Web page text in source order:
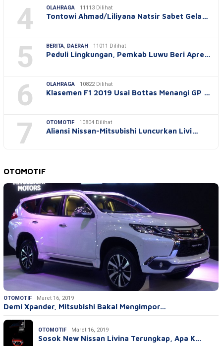
4 OLAHRAGA 11113 Dilihat
Tontowi Ahmad/Liliyana Natsir Sabet Gela…
5 BERITA, DAERAH 11011 Dilihat
Peduli Lingkungan, Pemkab Luwu Beri Apre…
6 OLAHRAGA 10822 Dilihat
Klasemen F1 2019 Usai Bottas Menangi GP …
7 OTOMOTIF 10804 Dilihat
Aliansi Nissan-Mitsubishi Luncurkan Livi…
OTOMOTIF
OTOMOTIF Maret 16, 2019
Demi Xpander, Mitsubishi Bakal Mengimpor…
OTOMOTIF Maret 16, 2019
Sosok New Nissan Livina Terungkap, Apa K…